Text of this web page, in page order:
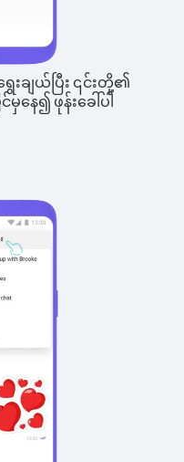
ချယ်ပြီး ၎င်းတို့၏
ေ၍ ဖုန်းခေါ်ပါ